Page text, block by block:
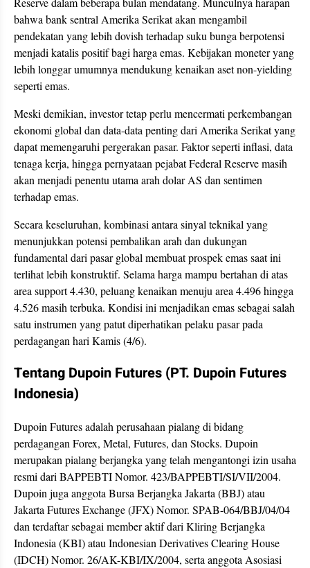
bahwa bank sentral Amerika Serikat akan mengambil
pendekatan yang lebih dovish terhadap suku bunga berpotensi
menjadi katalis positif bagi harga emas. Kebijakan moneter yang
lebih longgar umumnya mendukung kenaikan aset non-yielding
seperti emas.
Meski demikian, investor tetap perlu mencermati perkembangan
ekonomi global dan data-data penting dari Amerika Serikat yang
dapat memengaruhi pergerakan pasar. Faktor seperti inflasi, data
tenaga kerja, hingga pernyataan pejabat Federal Reserve masih
akan menjadi penentu utama arah dolar AS dan sentimen
terhadap emas.
Secara keseluruhan, kombinasi antara sinyal teknikal yang
menunjukkan potensi pembalikan arah dan dukungan
fundamental dari pasar global membuat prospek emas saat ini
terlihat lebih konstruktif. Selama harga mampu bertahan di atas
area support 4.430, peluang kenaikan menuju area 4.496 hingga
4.526 masih terbuka. Kondisi ini menjadikan emas sebagai salah
satu instrumen yang patut diperhatikan pelaku pasar pada
perdagangan hari Kamis (4/6).
Tentang Dupoin Futures (PT. Dupoin Futures
Indonesia)
Dupoin Futures adalah perusahaan pialang di bidang
perdagangan Forex, Metal, Futures, dan Stocks. Dupoin
merupakan pialang berjangka yang telah mengantongi izin usaha
resmi dari BAPPEBTI Nomor. 423/BAPPEBTI/SI/VII/2004.
Dupoin juga anggota Bursa Berjangka Jakarta (BBJ) atau
Jakarta Futures Exchange (JFX) Nomor. SPAB-064/BBJ/04/04
dan terdaftar sebagai member aktif dari Kliring Berjangka
Indonesia (KBI) atau Indonesian Derivatives Clearing House
(IDCH) Nomor. 26/AK-KBI/IX/2004, serta anggota Asosiasi